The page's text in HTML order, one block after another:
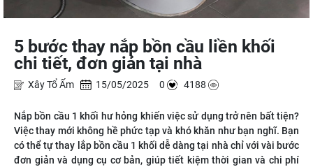
5 bước thay nắp bồn cầu liền khối
chi tiết, đơn giản tại nhà
Xây Tổ Ấm 15/05/2025 0 4188
Nắp bồn cầu 1 khối hư hỏng khiến việc sử dụng trở nên bất tiện?
Việc thay mới không hề phức tạp và khó khăn như bạn nghĩ. Bạn
có thể tự thay lắp bồn cầu 1 khối dễ dàng tại nhà chỉ với vài bước
đơn giản và dụng cụ cơ bản, giúp tiết kiệm thời gian và chi phí